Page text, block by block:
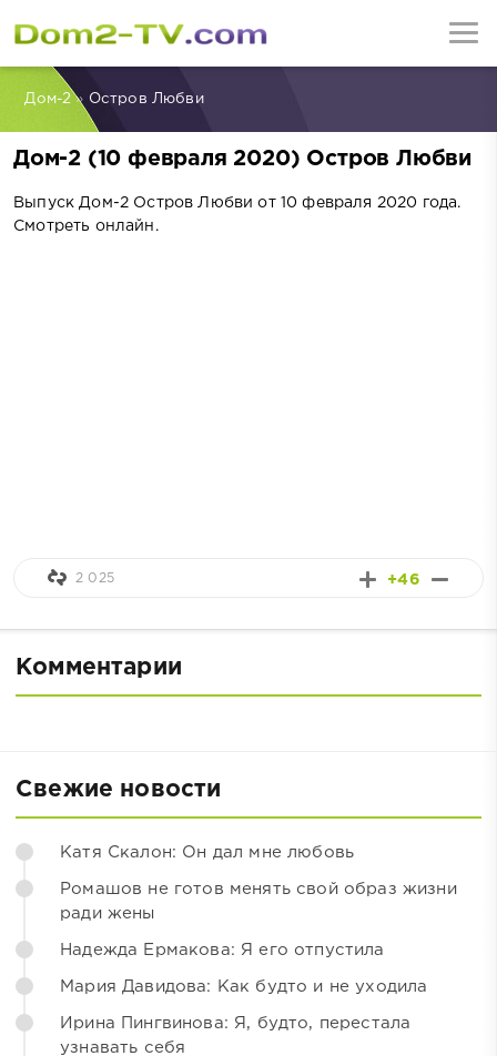
Дом-2» Остров Любви
Дом-2 (10 февраля 2020) Остров Любви
Выпуск Дом-2 Остров Любви от 10 февраля 2020 года.
Смотреть онлайн.
+46
2 025
Комментарии
Свежие новости
Катя Скалон: Он дал мне любовь
Ромашов не готов менять свой образ жизни
ради жены
Надежда Ермакова: Я его отпустила
Мария Давидова: Как будто и не уходила
Ирина Пингвинова: Я, будто, перестала
узнавать себя